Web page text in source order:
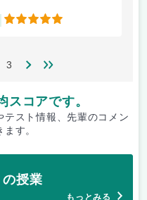
5
3
スコアです。
テスト情報、先輩のコメン
ます。
授業
もっとみる